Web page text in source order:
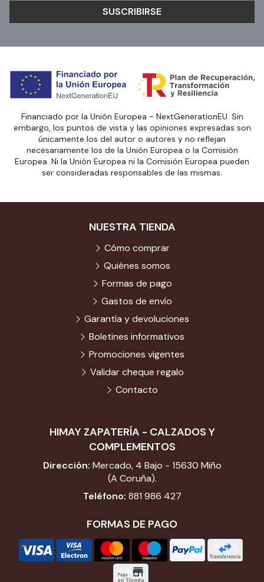
SUSCRIBIRSE
Financiado por la Unión Europea - NextGenerationEU. Sin
embargo, los puntos de vista y las opiniones expresadas son
únicamente los del autor o autores y no reflejan
necesariamente los de la Unión Europea o la Comisión
Europea. Ni la Unión Europea ni la Comisión Europea pueden
ser consideradas responsables de las mismas.
HIMAY ZAPATERÍA - CALZADOS Y
COMPLEMENTOS
Dirección: Mercado, 4 Bajo - 15630 Miño
(A Coruña).
Teléfono: 881 986 427
FORMAS DE PAGO
NUESTRA TIENDA
Cómo comprar
Quiénes somos
Formas de pago
Gastos de envío
Garantía y devoluciones
Boletines informativos
Promociones vigentes
Validar cheque regalo
Contacto